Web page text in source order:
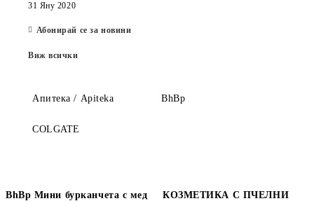
31 Яну 2020
Абонирай се за новини
Виж всички
Апитека / Apiteka BhBp
COLGATE
BhBp Мини бурканчета с мед
КОЗМЕТИКА С ПЧЕЛНИ